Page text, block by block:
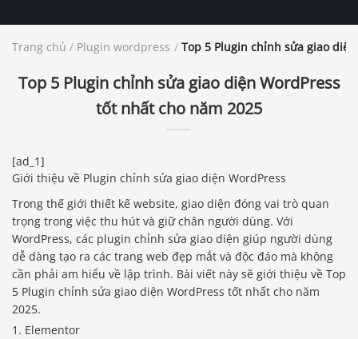
Trang chủ / Plugin wordpress / Top 5 Plugin chỉnh sửa giao
Top 5 Plugin chỉnh sửa giao diện WordPress
tốt nhất cho năm 2025
[ad_1]
Giới thiệu về Plugin chỉnh sửa giao diện WordPress
Trong thế giới thiết kế website, giao diện đóng vai trò quan
trọng trong việc thu hút và giữ chân người dùng. Với
WordPress, các plugin chỉnh sửa giao diện giúp người dùng
dễ dàng tạo ra các trang web đẹp mắt và độc đáo mà không
cần phải am hiểu về lập trình. Bài viết này sẽ giới thiệu về Top
5 Plugin chỉnh sửa giao diện WordPress tốt nhất cho năm
2025.
1. Elementor